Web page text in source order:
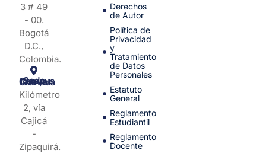
3 # 49
- 00.
Bogotá
D.C.,
Colombia.
Sede Campus Nueva Granada
Kilómetro
2, vía
Cajicá
-
Zipaquirá.
Derechos
de Autor
Política de
Privacidad
y
Tratamiento
de Datos
Personales
Estatuto
General
Reglamento
Estudiantil
Reglamento
Docente